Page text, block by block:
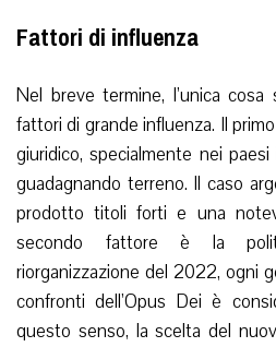
Fattori di influenza
Nel breve termine, l’unica
fattori di grande influenza. Il
giuridico, specialmente nei
guadagnando terreno. Il caso
prodotto titoli forti e una
secondo fattore è la
riorganizzazione del 2022, ogni
confronti dell’Opus Dei è
questo senso, la scelta del